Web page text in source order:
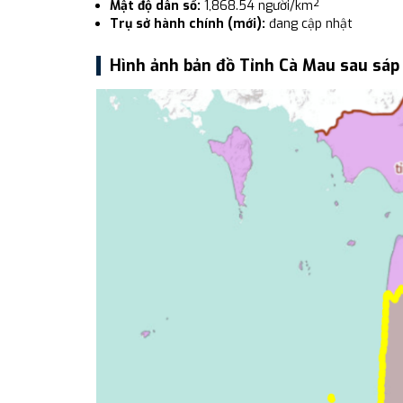
Mật độ dân số: 1,868.54 người/km²
Trụ sở hành chính (mới): đang cập nhật
Hình ảnh bản đồ Tỉnh Cà Mau sau